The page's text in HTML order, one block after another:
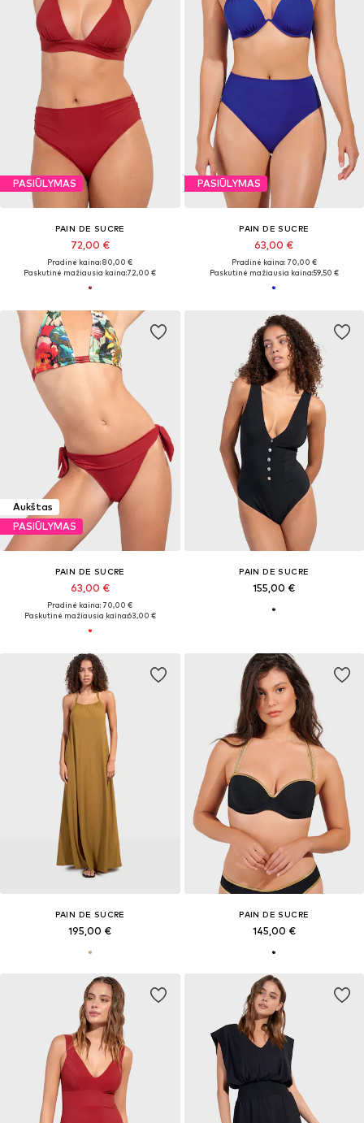
PASIŪLYMAS
PAIN DE SUCRE
72,00 €
Pradinė kaina: 80,00 €
Paskutinė mažiausia kaina:72,00 €
PASIŪLYMAS
PAIN DE SUCRE
63,00 €
Pradinė kaina: 70,00 €
Paskutinė mažiausia kaina:59,50 €
Aukštas
PASIŪLYMAS
PAIN DE SUCRE
63,00 €
Pradinė kaina: 70,00 €
Paskutinė mažiausia kaina:63,00 €
PAIN DE SUCRE
155,00 €
PAIN DE SUCRE
195,00 €
PAIN DE SUCRE
145,00 €